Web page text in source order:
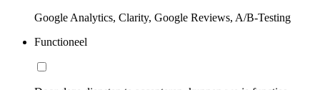
Google Analytics, Clarity, Google Reviews, A/B-Testing
Functioneel